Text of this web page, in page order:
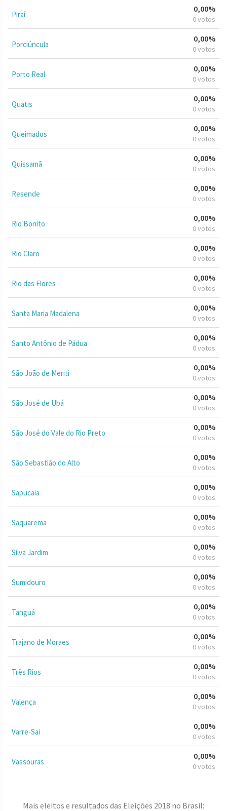
Piraí
0,00%
0 votos
Porciúncula
0,00%
0 votos
Porto Real
0,00%
0 votos
Quatis
0,00%
0 votos
Queimados
0,00%
0 votos
Quissamã
0,00%
0 votos
Resende
0,00%
0 votos
Rio Bonito
0,00%
0 votos
Rio Claro
0,00%
0 votos
Rio das Flores
0,00%
0 votos
Santa Maria Madalena
0,00%
0 votos
Santo Antônio de Pádua
0,00%
0 votos
São João de Meriti
0,00%
0 votos
São José de Ubá
0,00%
0 votos
São José do Vale do Rio Preto
0,00%
0 votos
São Sebastião do Alto
0,00%
0 votos
Sapucaia
0,00%
0 votos
Saquarema
0,00%
0 votos
Silva Jardim
0,00%
0 votos
Sumidouro
0,00%
0 votos
Tanguá
0,00%
0 votos
Trajano de Moraes
0,00%
0 votos
Três Rios
0,00%
0 votos
Valença
0,00%
0 votos
Varre-Sai
0,00%
0 votos
Vassouras
0,00%
0 votos
Mais eleitos e resultados das Eleições 2018 no Brasil: